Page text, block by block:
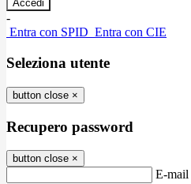
-
Entra con SPID Entra con CIE
Seleziona utente
button close ×
Recupero password
button close ×
E-mail